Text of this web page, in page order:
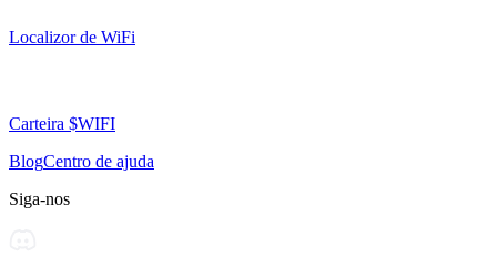
Localizor de WiFi
Carteira $WIFI
BlogCentro de ajuda
Siga-nos